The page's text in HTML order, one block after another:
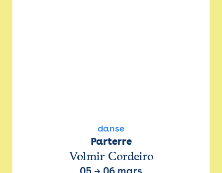
danse
Parterre
Volmir Cordeiro